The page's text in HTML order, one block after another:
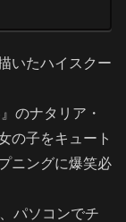
いたハイスクー
のナタリア・
の子をキュート
ニングに爆笑必
パソコンでチ